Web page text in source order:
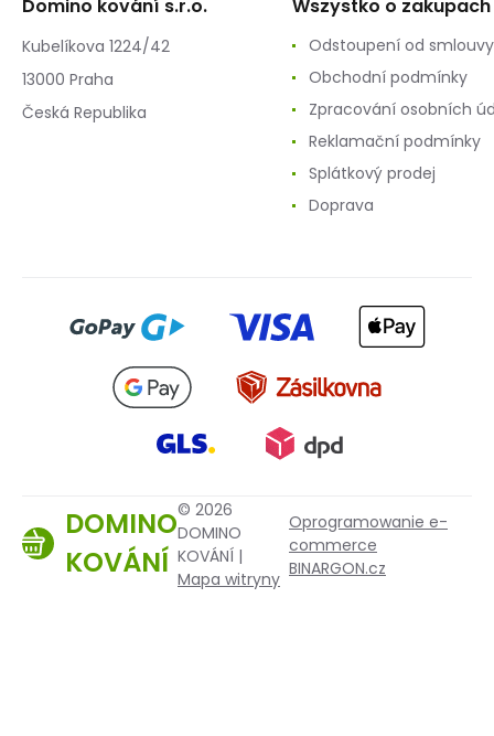
Domino kování s.r.o.
Kubelíkova 1224/42
13000 Praha
Česká Republika
Wszystko o zakupach
Odstoupení od smlouvy
Obchodní podmínky
Zpracování osobních
Reklamační podmínky
Splátkový prodej
Doprava
DOMINO
KOVÁNÍ
© 2026
DOMINO
KOVÁNÍ |
Mapa witryny
Oprogramowanie e-
commerce
BINARGON.cz